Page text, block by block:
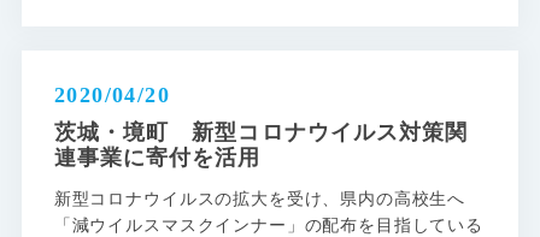
2020/04/20
茨城・境町 新型コロナウイルス対策関
連事業に寄付を活用
新型コロナウイルスの拡大を受け、県内の高校生へ
「減ウイルスマスクインナー」の配布を目指している